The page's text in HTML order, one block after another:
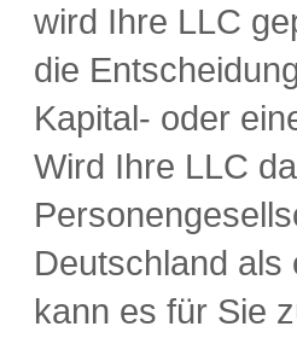
wird Ihre LLC
die
Kapital- oder
Wird Ihre LLC
Deutschland als
kann es für Sie